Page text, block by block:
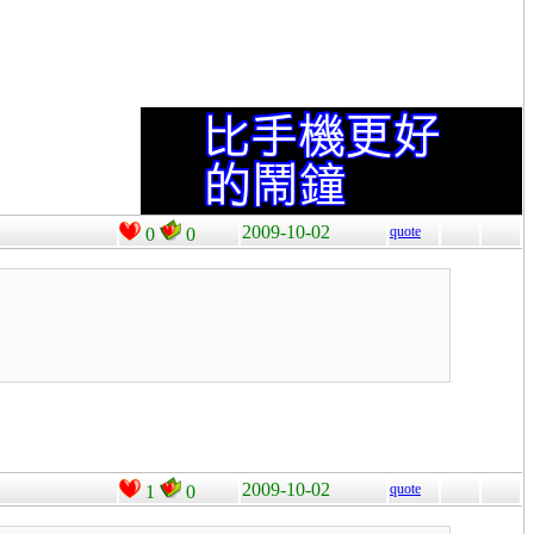
0 0 2009-10-02 quote
1 0 2009-10-02 quote